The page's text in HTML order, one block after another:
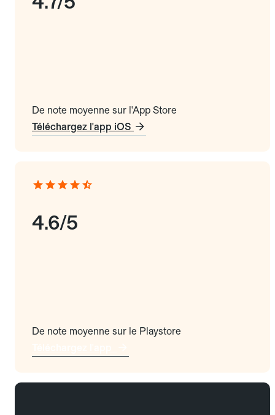
De note moyenne sur l'App Store
Téléchargez l'app iOS
4.6/5
De note moyenne sur le Playstore